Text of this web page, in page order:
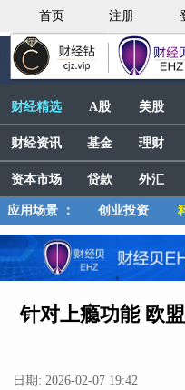
首页 注册
财经精选 A股 美股
财经资讯 基金 理财
资本市场 贷款 外汇
应用场景 ： 创业投资
针对上瘾功能 欧
日期: 2026-02-07 19:42